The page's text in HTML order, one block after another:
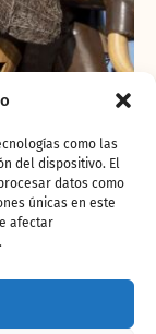
como las
del dispositivo. El
datos como
únicas en este
afectar